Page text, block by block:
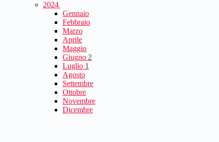
2024
Gennaio
Febbraio
Marzo
Aprile
Maggio
Giugno 2
Luglio 1
Agosto
Settembre
Ottobre
Novembre
Dicembre